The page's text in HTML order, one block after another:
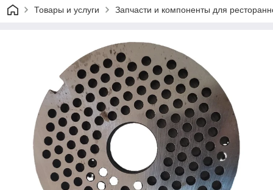
Товары и услуги Запчасти и компоненты для